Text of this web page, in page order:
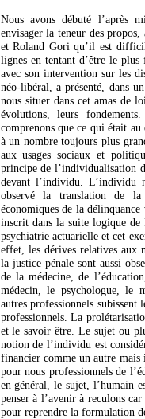
Nous avons débuté l’après
envisager la teneur des
et Roland Gori qu’il est
lignes en tentant d’être le
avec son intervention sur les
néo-libéral, a présenté, dans
nous situer dans cet amas de
évolutions, leurs
comprenons que ce qui était
à un nombre toujours plus
aux usages sociaux et
principe de l’individualisation
devant l’individu. L’individu
observé la translation de la
économiques de la
inscrit dans la suite logique
psychiatrie actuarielle et cet
effet, les dérives relatives aux
la justice pénale sont aussi
de la médecine, de
médecin, le psychologue, le
autres professionnels
professionnels. La
et le savoir être. Le sujet ou
notion de l’individu est
financier comme un autre
pour nous professionnels de
en général, le sujet, l’humain
penser à l’avenir à reculons
pour reprendre la formulation